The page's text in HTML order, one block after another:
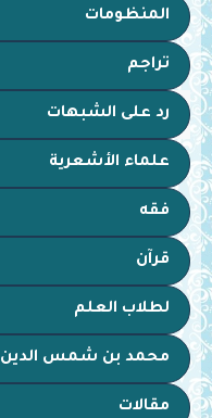
المنظومات
تراجم
رد على الشبهات
علماء الأشعرية
فقه
قرآن
لطلاب العلم
محمد بن شمس الدين
مقالات